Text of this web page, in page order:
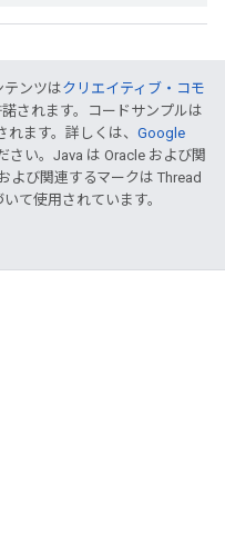
テンツはクリエイティブ・コモ
されます。コードサンプルは
れます。詳しくは、 Google
さい。Java は Oracle および関
よび関連するマークは Thread
て使用されています。